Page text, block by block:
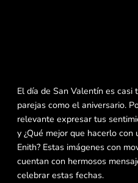
El día de San Valentín es
parejas como el aniversario.
relevante expresar tus
y ¿Qué mejor que hacerlo
Enith? Estas imágenes con
cuentan con hermosos
celebrar estas fechas.